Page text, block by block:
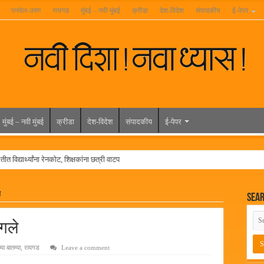
पनवेल-उरण रायगड मुंबई – नवी मुंबई क्रीडा देश-विदेश संपादकीय ई-पेपर
मुंबई – नवी मुंबई क्रीडा देश-विदेश संपादकीय ई-पेपर
विद्यार्थ्यांना रेनकोट, शिक्षकांना छत्री वाटप
वाढदिवसानिमित्त राज्यभरातून शुभेच्छांचा वर्षाव
जाहीर
मुख्य प्रशासकीय कार्यालयासह भव्य मूट कोर्टचे बुधवारी उद्घाटन
बातम्या, रायगड Leave a comment